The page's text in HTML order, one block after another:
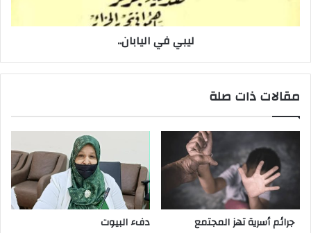
ليبي في اليابان..
مقالات ذات صلة
جرائم أسرية تهز المجتمع دفء البيوت